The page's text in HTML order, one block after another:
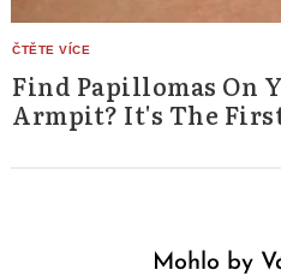
Find Papillomas On
Armpit? It's The
Mohlo by